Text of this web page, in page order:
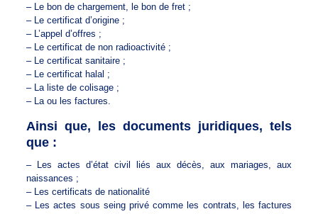
– Le bon de chargement, le bon de fret ;
– Le certificat d’origine ;
– L’appel d’offres ;
– Le certificat de non radioactivité ;
– Le certificat sanitaire ;
– Le certificat halal ;
– La liste de colisage ;
– La ou les factures.
Ainsi que, les documents juridiques, tels
que :
– Les actes d’état civil liés aux décès, aux mariages, aux
naissances ;
– Les certificats de nationalité
– Les actes sous seing privé comme les contrats, les factures